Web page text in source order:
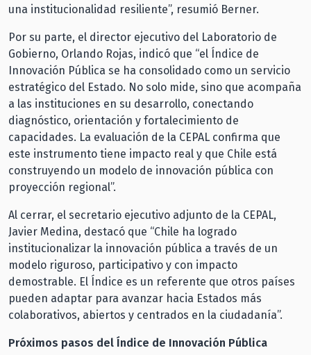
una institucionalidad resiliente”, resumió Berner.
Por su parte, el director ejecutivo del Laboratorio de
Gobierno, Orlando Rojas, indicó que “el Índice de
Innovación Pública se ha consolidado como un servicio
estratégico del Estado. No solo mide, sino que acompaña
a las instituciones en su desarrollo, conectando
diagnóstico, orientación y fortalecimiento de
capacidades. La evaluación de la CEPAL confirma que
este instrumento tiene impacto real y que Chile está
construyendo un modelo de innovación pública con
proyección regional”.
Al cerrar, el secretario ejecutivo adjunto de la CEPAL,
Javier Medina, destacó que “Chile ha logrado
institucionalizar la innovación pública a través de un
modelo riguroso, participativo y con impacto
demostrable. El Índice es un referente que otros países
pueden adaptar para avanzar hacia Estados más
colaborativos, abiertos y centrados en la ciudadanía”.
Próximos pasos del Índice de Innovación Pública